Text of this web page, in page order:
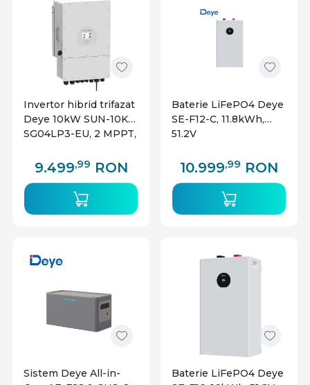
Invertor hibrid trifazat
Deye 10kW SUN-10K-
SG04LP3-EU, 2 MPPT,
Voltage
9.499,99 RON
Baterie LiFePO4 Deye
SE-F12-C, 11.8kWh,
51.2V
10.999,99 RON
Sistem Deye All-in-
Baterie LiFePO4 Deye